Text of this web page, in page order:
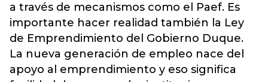
a través de mecanismos como el Paef. Es
importante hacer realidad también la Ley
de Emprendimiento del Gobierno Duque.
La nueva generación de empleo nace del
apoyo al emprendimiento y eso significa